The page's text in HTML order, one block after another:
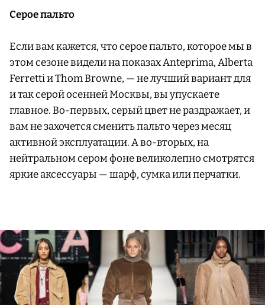
Серое пальто
Если вам кажется, что серое пальто, которое мы в
этом сезоне видели на показах Anteprima, Alberta
Ferretti и Thom Browne, — не лучший вариант для
и так серой осенней Москвы, вы упускаете
главное. Во-первых, серый цвет не раздражает, и
вам не захочется сменить пальто через месяц
активной эксплуатации. А во-вторых, на
нейтральном сером фоне великолепно смотрятся
яркие аксессуары — шарф, сумка или перчатки.